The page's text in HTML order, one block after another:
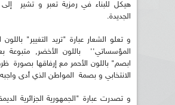
هيكل للبناء في رمزية تعبر و تشير إلى
الجديدة.
و تعلو الشعار عبارة "تريد التغيير" باللون
المؤسساتي'' باللون الأخضر, متبوعة
ابصم" باللون الأحمر مع إرفاقها بصورة
الانتخابي و بصمة المواطن الذي أدى واجبه
و تصدرت عبارة "الجمهورية الجزائرية